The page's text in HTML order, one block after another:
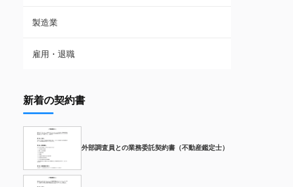
製造業
雇用・退職
新着の契約書
外部調査員との業務委託契約書（不動産鑑定士）